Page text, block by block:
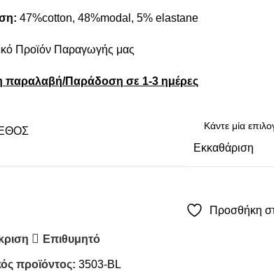
47%cotton, 48%modal, 5% elastane
Προϊόν Παραγωγής μας
παραλαβή/Παράδοση σε 1-3 ημέρες
Εκκαθάριση
Προσθήκη
Επιθυμητό
προϊόντος: 3503-BL